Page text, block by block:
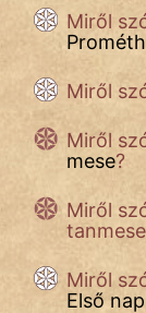
Hoffer Botond
Miről
Miről
Miről
mese?
Miről
Miről
Első